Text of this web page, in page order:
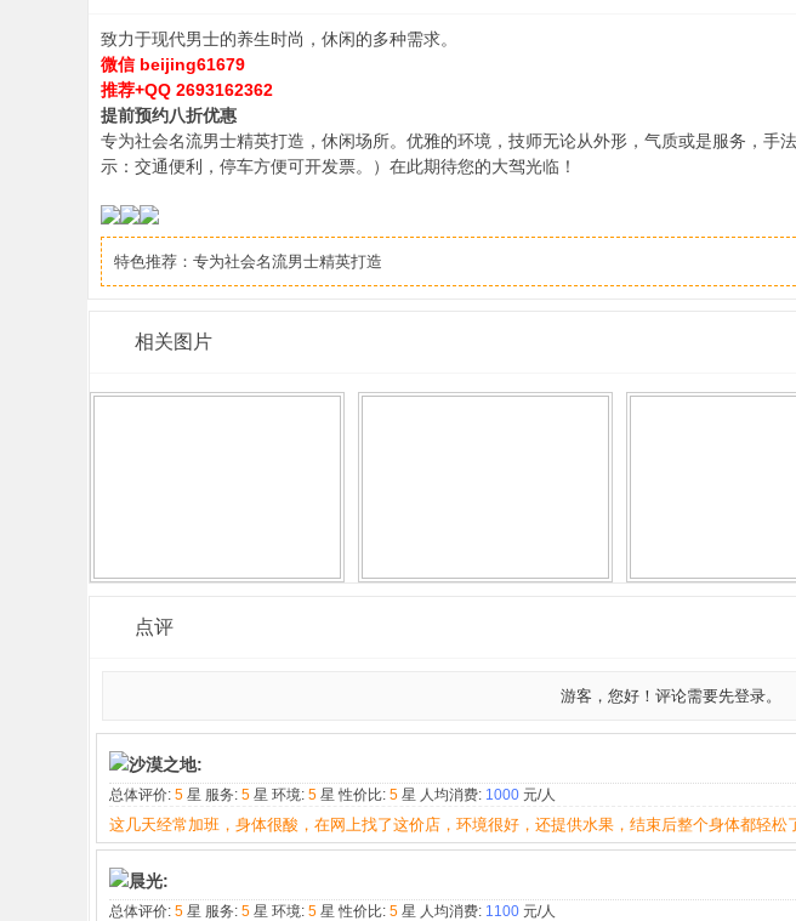
网
致力于现代男士的养生时尚，休闲的多种需求。
微信 beijing61679
推荐+QQ 2693162362
提前预约八折优惠
专为社会名流男士精英打造，休闲场所。优雅的环境，技师无论从外形，气质或是服务，手
示：交通便利，停车方便可开发票。）在此期待您的大驾光临！
特色推荐： 专为社会名流男士精英打造
相关图片
点评
游客，您好！评论需要先登录。
沙漠之地:
总体评价: 5 星 服务: 5 星 环境: 5 星 性价比: 5 星 人均消费: 1000 元/人
这几天经常加班，身体很酸，在网上找了这价店，环境很好，还提供水果，结束后整个身体都轻松
晨光:
总体评价: 5 星 服务: 5 星 环境: 5 星 性价比: 5 星 人均消费: 1100 元/人